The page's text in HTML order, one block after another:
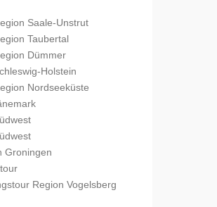
Saale-Unstrut
Taubertal
Dümmer
Holstein
Nordseeküste
Groningen
Region Vogelsberg